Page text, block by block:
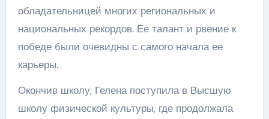
обладательницей многих региональных и
национальных рекордов. Ее талант и рвение к
победе были очевидны с самого начала ее
карьеры.
Окончив школу, Гелена поступила в Высшую
школу физической культуры, где продолжала